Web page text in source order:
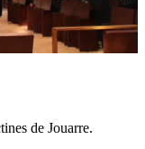
de Jouarre.